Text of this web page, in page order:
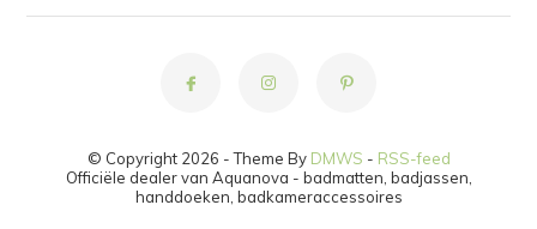
© Copyright 2026 - Theme By DMWS - RSS-feed
Officiële dealer van Aquanova - badmatten, badjassen,
handdoeken, badkameraccessoires